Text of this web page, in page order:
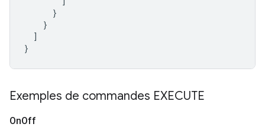
}
}
]
}
Exemples de commandes EXECUTE
OnOff